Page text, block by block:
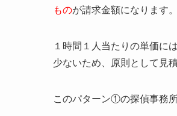
ものが請求金額になります。
１時間１人当たりの単価に
少ないため、原則として見
このパターン①の探偵事務